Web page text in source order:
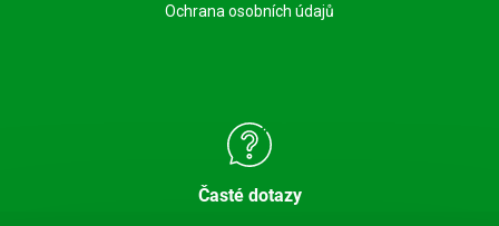
Ochrana osobních údajů
Časté dotazy